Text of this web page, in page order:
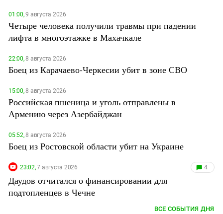
01:00,9 августа 2026
Четыре человека получили травмы при падении
лифта в многоэтажке в Махачкале
22:00,8 августа 2026
Боец из Карачаево-Черкесии убит в зоне СВО
15:00,8 августа 2026
Российская пшеница и уголь отправлены в
Армению через Азербайджан
05:52,8 августа 2026
Боец из Ростовской области убит на Украине
23:02,7 августа 2026 4
Даудов отчитался о финансировании для
подтопленцев в Чечне
ВСЕ СОБЫТИЯ ДНЯ